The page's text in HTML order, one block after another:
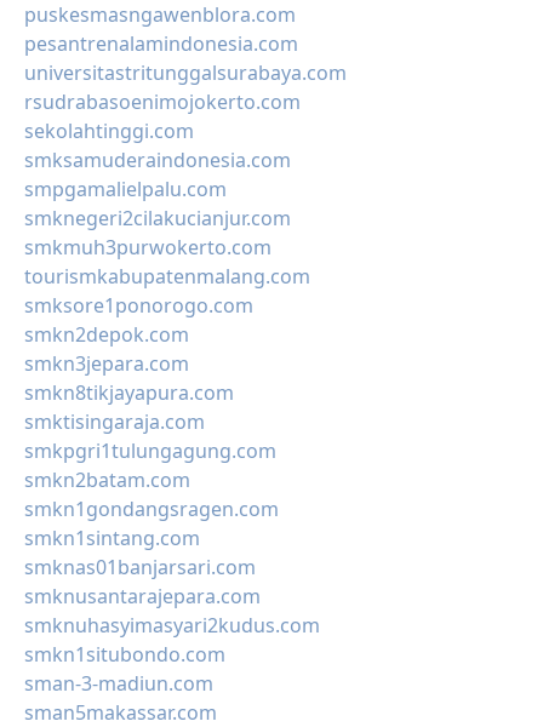
puskesmasngawenblora.com
pesantrenalamindonesia.com
universitastritunggalsurabaya.com
rsudrabasoenimojokerto.com
sekolahtinggi.com
smksamuderaindonesia.com
smpgamalielpalu.com
smknegeri2cilakucianjur.com
smkmuh3purwokerto.com
tourismkabupatenmalang.com
smksore1ponorogo.com
smkn2depok.com
smkn3jepara.com
smkn8tikjayapura.com
smktisingaraja.com
smkpgri1tulungagung.com
smkn2batam.com
smkn1gondangsragen.com
smkn1sintang.com
smknas01banjarsari.com
smknusantarajepara.com
smknuhasyimasyari2kudus.com
smkn1situbondo.com
sman-3-madiun.com
sman5makassar.com